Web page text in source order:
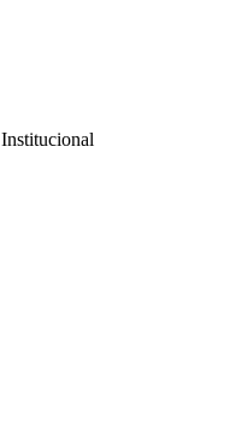
Institucional